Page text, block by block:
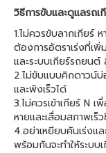
วิธีการขับและดูแลรถ
1.ไม่ควรขับลากเกียร์
ต้องการอัตราเร่งที่เ
และระบบเกียร์รถยนต์
2.ไม่ขับแบบคิกดาวน์
และพังเร็วได้
3.ไม่ควรเข้าเกียร์ N เ
หายและเสื่อมสภาพเ
4.อย่าเหยียบคันเร่งแ
พร้อมกันจะทำให้ระบบ